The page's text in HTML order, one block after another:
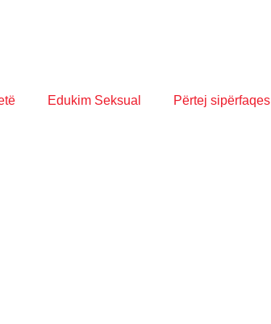
Edukim Seksual Përtej sipërfaqes